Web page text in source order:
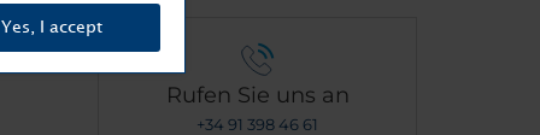
Rufen Sie uns an
+34 91 398 46 61
Yes, I accept